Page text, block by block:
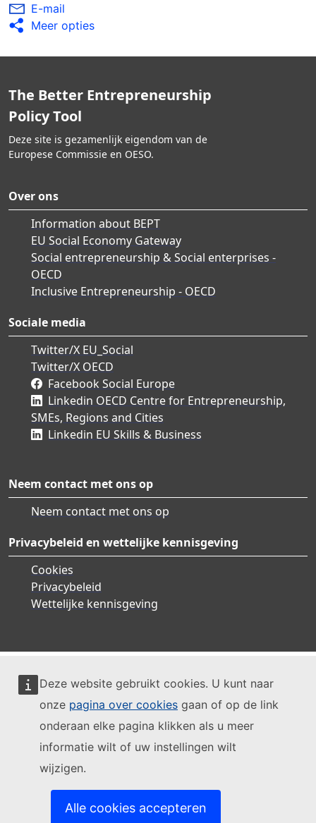
Deze website gebruikt cookies. U kunt naar
onze pagina over cookies gaan of op de link
onderaan elke pagina klikken als u meer
informatie wilt of uw instellingen wilt
wijzigen.
Alle cookies accepteren
E-mail
Meer opties
The Better Entrepreneurship
Policy Tool
Deze site is gezamenlijk eigendom van de
Europese Commissie en OESO.
Over ons
Information about BEPT
EU Social Economy Gateway
Social entrepreneurship & Social enterprises -
OECD
Inclusive Entrepreneurship - OECD
Sociale media
Twitter/X EU_Social
Twitter/X OECD
Facebook Social Europe
Linkedin OECD Centre for Entrepreneurship,
SMEs, Regions and Cities
Linkedin EU Skills & Business
Neem contact met ons op
Neem contact met ons op
Privacybeleid en wettelijke kennisgeving
Cookies
Privacybeleid
Wettelijke kennisgeving